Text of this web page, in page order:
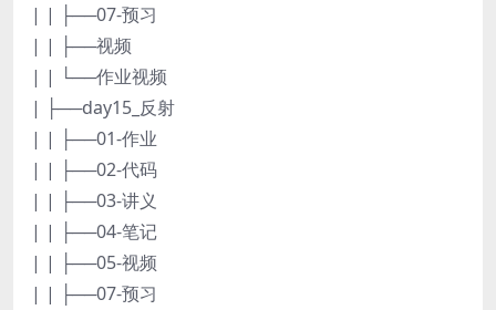
| | ├──07-预习
| | ├──视频
| | └──作业视频
| ├──day15_反射
| | ├──01-作业
| | ├──02-代码
| | ├──03-讲义
| | ├──04-笔记
| | ├──05-视频
| | ├──07-预习